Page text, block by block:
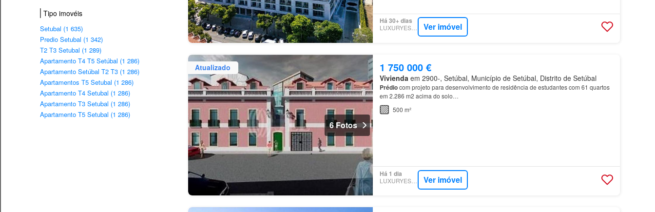
Tipo imovéis
Setubal (1 635)
Predio Setubal (1 342)
T2 T3 Setubal (1 289)
Apartamento T4 T5 Setúbal (1 286)
Apartamento Setúbal T2 T3 (1 286)
Apartamentos T5 Setubal (1 286)
Apartamento T4 Setubal (1 286)
Apartamento T3 Setubal (1 286)
Apartamento T5 Setubal (1 286)
Há 30+ dias
LUXURYESTATE Ver imóvel
Atualizado
6 Fotos
1 750 000 €
Vivienda em 2900-, Setúbal, Município de Setúbal, Distrito de Setúbal
Prédiocom projeto para desenvolvimento de residência de estudantes com 61 quartos
em 2.286 m2 acima do solo…
500 m²
Há 1 dia
LUXURYESTATE Ver imóvel